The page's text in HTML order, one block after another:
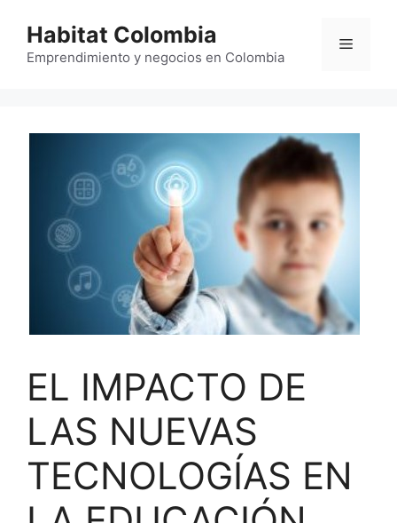
contenido
Habitat Colombia
Emprendimiento y negocios en Colombia
Menú
EL IMPACTO DE
LAS NUEVAS
TECNOLOGÍAS EN